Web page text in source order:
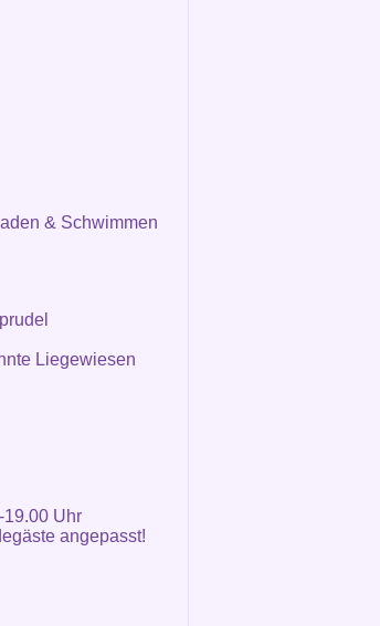
& Schwimmen
Liegewiesen
19.00 Uhr
angepasst!